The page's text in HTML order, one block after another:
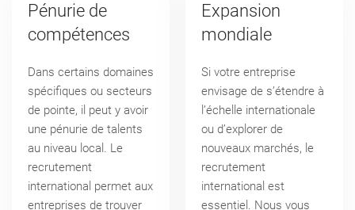
Pénurie de
compétences
Dans certains domaines
spécifiques ou secteurs
de pointe, il peut y avoir
une pénurie de talents
au niveau local. Le
recrutement
international permet aux
entreprises de trouver
Expansion
mondiale
Si votre entreprise
envisage de s’étendre à
l’échelle internationale
ou d’explorer de
nouveaux marchés, le
recrutement
international est
essentiel. Nous vous